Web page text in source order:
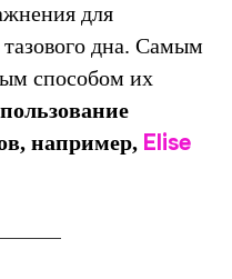
для
дна. Самым
способом их
например, Elise